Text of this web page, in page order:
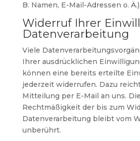
B. Namen, E-Mail-Adressen o.
Widerruf Ihrer
Datenverarbeitung
Viele
Ihrer ausdrücklichen
können eine bereits erteilte
jederzeit widerrufen. Dazu
Mitteilung per E-Mail an uns. Die
Rechtmäßigkeit der bis zum
Datenverarbeitung bleibt vom
unberührt.